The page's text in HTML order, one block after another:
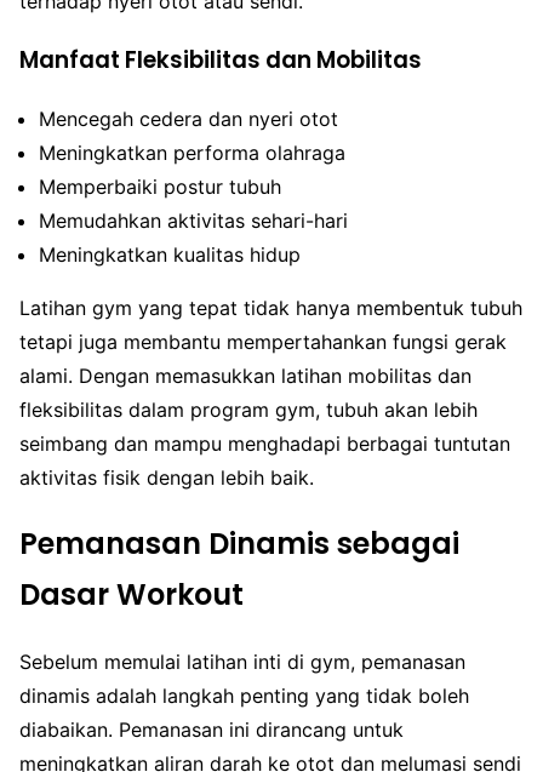
Manfaat Fleksibilitas dan Mobilitas
Mencegah cedera dan nyeri otot
Meningkatkan performa olahraga
Memperbaiki postur tubuh
Memudahkan aktivitas sehari-hari
Meningkatkan kualitas hidup
Latihan gym yang tepat tidak hanya membentuk tubuh
tetapi juga membantu mempertahankan fungsi gerak
alami. Dengan memasukkan latihan mobilitas dan
fleksibilitas dalam program gym, tubuh akan lebih
seimbang dan mampu menghadapi berbagai tuntutan
aktivitas fisik dengan lebih baik.
Pemanasan Dinamis sebagai
Dasar Workout
Sebelum memulai latihan inti di gym, pemanasan
dinamis adalah langkah penting yang tidak boleh
diabaikan. Pemanasan ini dirancang untuk
meningkatkan aliran darah ke otot dan melumasi sendi